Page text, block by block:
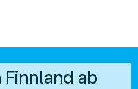
ab